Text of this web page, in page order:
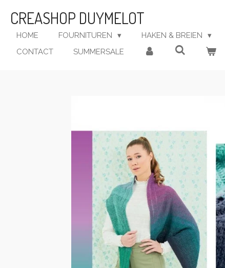
direct
naar
hoofdinhoud
CREASHOP DUYMELOT
HOME FOURNITUREN HAKEN & BREIEN
CONTACT
SUMMERSALE